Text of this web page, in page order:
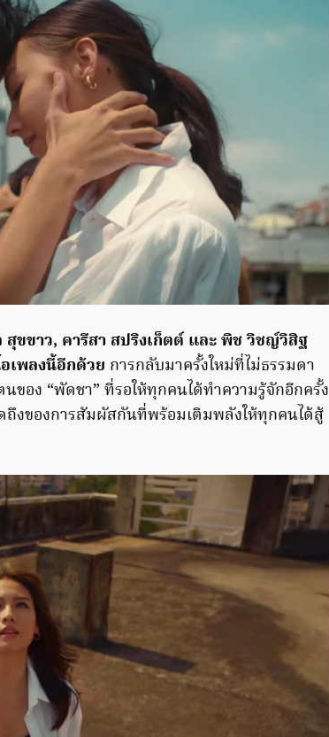
สุขขาว, คารีสา สปริงเก็ตต์ และ พิช วิชญ์วิสิฐ
เพลงนี้อีกด้วย การกลับมาครั้งใหม่ที่ไม่ธรรมดา
อง “พัดชา” ที่รอให้ทุกคนได้ทำความรู้จักอีกครั้ง
งของการสัมผัสกันที่พร้อมเติมพลังให้ทุกคนได้สู้